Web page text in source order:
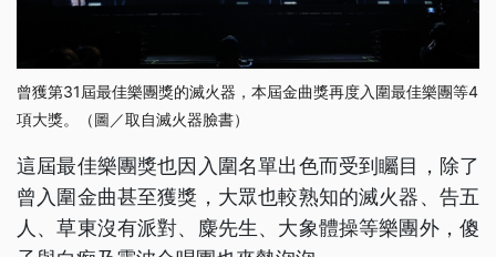
曾獲第31屆最佳樂團獎的滅火器，本屆金曲獎再度入圍最佳樂團等4
項大獎。（圖／取自滅火器臉書）
這屆最佳樂團獎也因入圍名單出色而受到矚目，除了
曾入圍金曲甚至獲獎，大眾也較熟知的滅火器、告五
人、草東沒有派對、麋先生、大象體操等樂團外，傻